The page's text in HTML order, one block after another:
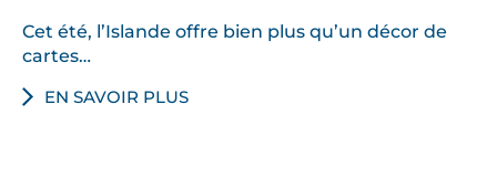
Cet été, l’Islande offre bien plus qu’un décor de
cartes…
EN SAVOIR PLUS